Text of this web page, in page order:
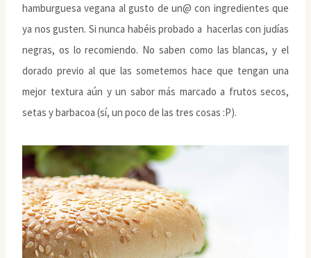
hamburguesa vegana al gusto de un@ con ingredientes que
ya nos gusten. Si nunca habéis probado a hacerlas con judías
negras, os lo recomiendo. No saben como las blancas, y el
dorado previo al que las sometemos hace que tengan una
mejor textura aún y un sabor más marcado a frutos secos,
setas y barbacoa (sí, un poco de las tres cosas :P).